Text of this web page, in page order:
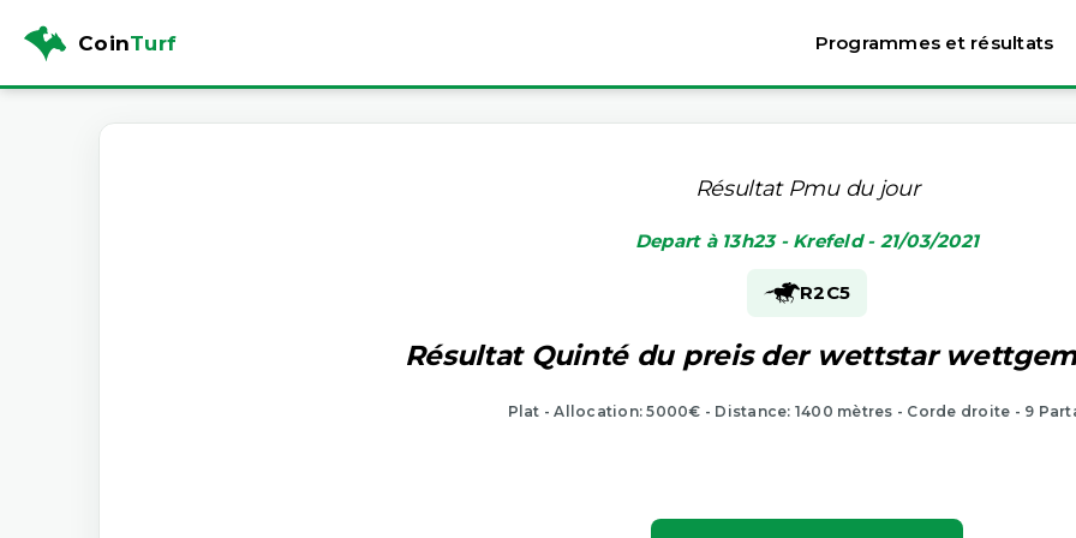
CoinTurf Programmes et résultats
Résultat Pmu du jour
Depart à 13h23 - Krefeld - 21/03/2021
R2C5
Résultat Quinté du preis der wettstar
Plat - Allocation: 5000€ - Distance: 1400 mètres - Corde droite - 9